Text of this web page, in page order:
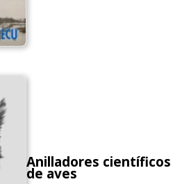
Anilladores científicos
de aves